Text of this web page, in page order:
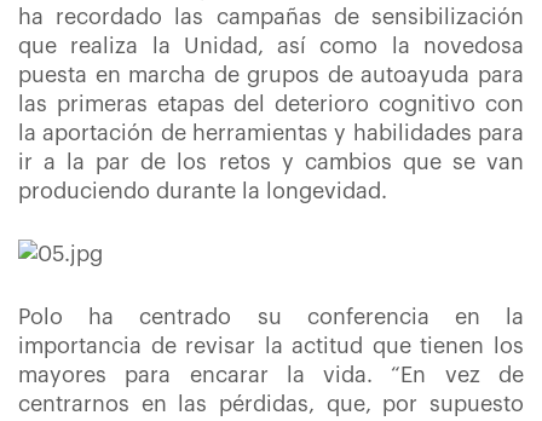
ha recordado las campañas de sensibilización
que realiza la Unidad, así como la novedosa
puesta en marcha de grupos de autoayuda para
las primeras etapas del deterioro cognitivo con
la aportación de herramientas y habilidades para
ir a la par de los retos y cambios que se van
produciendo durante la longevidad.
Polo ha centrado su conferencia en la
importancia de revisar la actitud que tienen los
mayores para encarar la vida. “En vez de
centrarnos en las pérdidas, que, por supuesto